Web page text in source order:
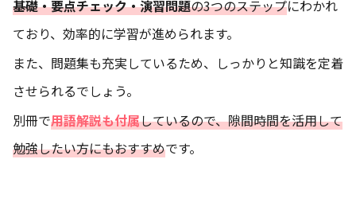
基礎・要点チェック・演習問題の3つのステップにわかれ
ており、効率的に学習が進められます。
また、問題集も充実しているため、しっかりと知識を定着
させられるでしょう。
別冊で用語解説も付属しているので、隙間時間を活用して
勉強したい方にもおすすめです。